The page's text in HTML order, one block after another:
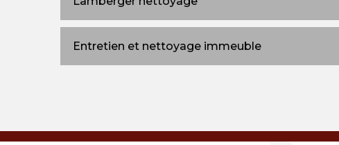
Entretien et nettoyage immeuble